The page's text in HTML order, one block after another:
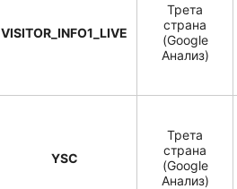
VISITOR_INFO1_LIVE
Трета
страна
(Google
Анализ)
YSC
Трета
страна
(Google
Анализ)